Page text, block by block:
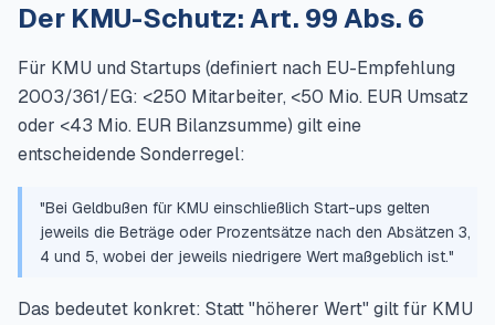
Der KMU-Schutz: Art. 99 Abs. 6
Für KMU und Startups (definiert nach EU-Empfehlung
2003/361/EG: <250 Mitarbeiter, <50 Mio. EUR Umsatz
oder <43 Mio. EUR Bilanzsumme) gilt eine
entscheidende Sonderregel:
"Bei Geldbußen für KMU einschließlich Start-ups gelten
jeweils die Beträge oder Prozentsätze nach den Absätzen 3,
4 und 5, wobei der jeweils niedrigere Wert maßgeblich ist."
Das bedeutet konkret: Statt "höherer Wert" gilt für KMU